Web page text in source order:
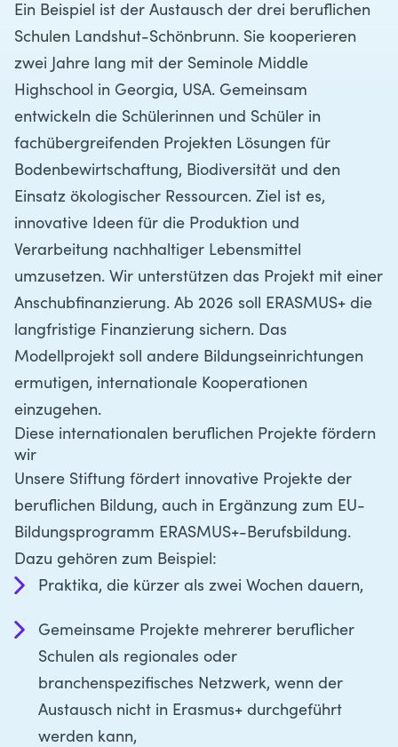
Ein Beispiel ist der Austausch der drei beruflichen
Schulen Landshut-Schönbrunn. Sie kooperieren
zwei Jahre lang mit der Seminole Middle
Highschool in Georgia, USA. Gemeinsam
entwickeln die Schülerinnen und Schüler in
fachübergreifenden Projekten Lösungen für
Bodenbewirtschaftung, Biodiversität und den
Einsatz ökologischer Ressourcen. Ziel ist es,
innovative Ideen für die Produktion und
Verarbeitung nachhaltiger Lebensmittel
umzusetzen. Wir unterstützen das Projekt mit einer
Anschubfinanzierung. Ab 2026 soll ERASMUS+ die
langfristige Finanzierung sichern. Das
Modellprojekt soll andere Bildungseinrichtungen
ermutigen, internationale Kooperationen
einzugehen.
Diese internationalen beruflichen Projekte fördern
wir
Unsere Stiftung fördert innovative Projekte der
beruflichen Bildung, auch in Ergänzung zum EU-
Bildungsprogramm ERASMUS+-Berufsbildung.
Dazu gehören zum Beispiel:
Praktika, die kürzer als zwei Wochen dauern,
Gemeinsame Projekte mehrerer beruflicher
Schulen als regionales oder
branchenspezifisches Netzwerk, wenn der
Austausch nicht in Erasmus+ durchgeführt
werden kann,